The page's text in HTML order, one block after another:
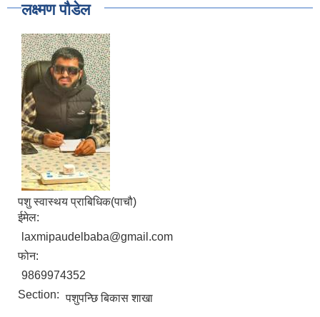
लक्ष्मण पौडेल
पशु स्वास्थय प्राबिधिक(पाचौ)
ईमेल:
laxmipaudelbaba@gmail.com
फोन:
9869974352
Section: पशुपन्छि बिकास शाखा